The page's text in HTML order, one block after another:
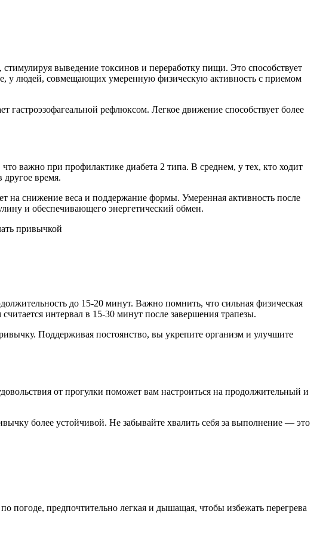
выведение токсинов и переработку пищи. Это способствует
у людей, совмещающих умеренную физическую активность с приемом
гастроэзофагеальной рефлюксом. Легкое движение способствует более
важно при профилактике диабета 2 типа. В среднем, у тех, кто ходит
другое время.
на снижение веса и поддержание формы. Умеренная активность после
и обеспечивающего энергетический обмен.
до 15-20 минут. Важно помнить, что сильная физическая
интервал в 15-30 минут после завершения трапезы.
Поддерживая постоянство, вы укрепите организм и улучшите
от прогулки поможет вам настроиться на продолжительный и
более устойчивой. Не забывайте хвалить себя за выполнение — это
предпочтительно легкая и дышащая, чтобы избежать перегрева